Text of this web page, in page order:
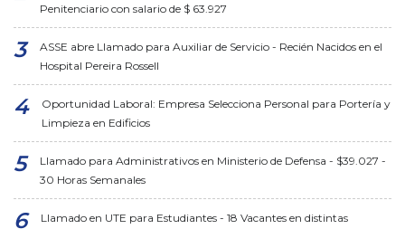
Penitenciario con salario de $ 63.927
ASSE abre Llamado para Auxiliar de Servicio - Recién Nacidos en el
Hospital Pereira Rossell
Oportunidad Laboral: Empresa Selecciona Personal para Portería y
Limpieza en Edificios
Llamado para Administrativos en Ministerio de Defensa - $39.027 -
30 Horas Semanales
Llamado en UTE para Estudiantes - 18 Vacantes en distintas